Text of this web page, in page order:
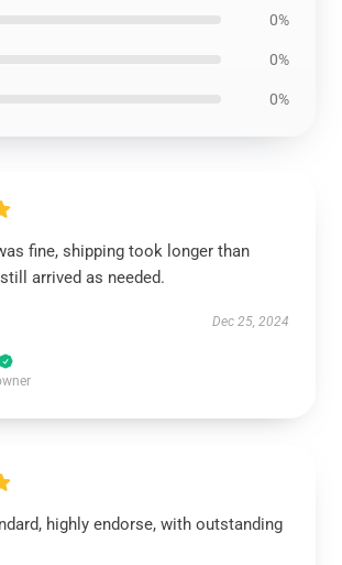
0%
0%
0%
fine, shipping took longer than
arrived as needed.
Dec 25, 2024
highly endorse, with outstanding